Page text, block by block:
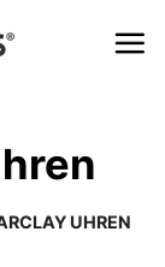
UHREN